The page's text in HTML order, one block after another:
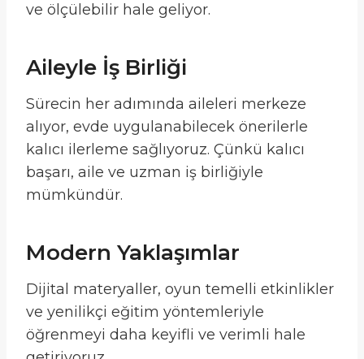
ve ölçülebilir hale geliyor.
Aileyle İş Birliği
Sürecin her adımında aileleri merkeze
alıyor, evde uygulanabilecek önerilerle
kalıcı ilerleme sağlıyoruz. Çünkü kalıcı
başarı, aile ve uzman iş birliğiyle
mümkündür.
Modern Yaklaşımlar
Dijital materyaller, oyun temelli etkinlikler
ve yenilikçi eğitim yöntemleriyle
öğrenmeyi daha keyifli ve verimli hale